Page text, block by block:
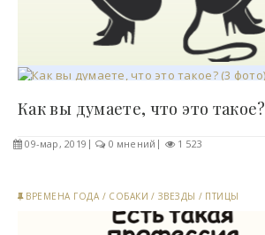
09-мар, 2019 0 мнений 1 523
ВРЕМЕНА ГОДА / СОБАКИ / ЗВЕЗДЫ / ПТИЦЫ